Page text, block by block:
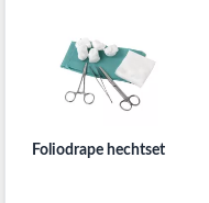
Foliodrape hechtset